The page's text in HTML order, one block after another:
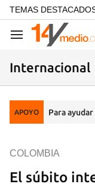
common.go-to-content
TEMAS
Navegación
Internacional
APOYO Para
El súbito
COLOMBIA